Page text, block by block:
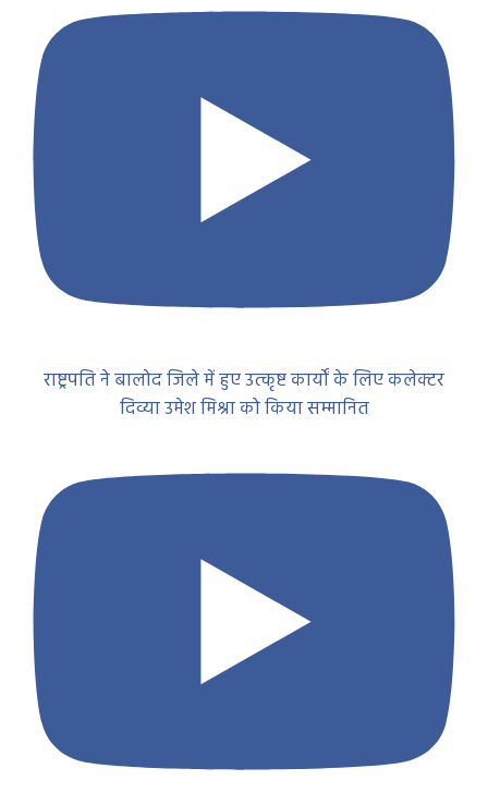
राष्ट्रपति ने बालोद जिले में हुए उत्कृष्ट कार्यों के लिए कलेक्टर
दिव्या उमेश मिश्रा को किया सम्मानित